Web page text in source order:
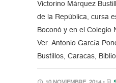
Victorino Márquez
de la República, cursa
Boconó y en el Colegio
Ver: Antonio García
Bustillos, Caracas,